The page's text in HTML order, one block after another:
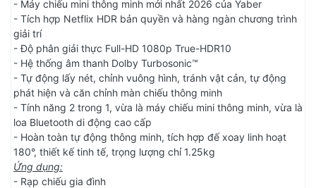
- Máy chiếu mini thông minh mới nhất 2026 của Yaber
- Tích hợp Netflix HDR bản quyền và hàng ngàn chương trình
giải trí
- Độ phân giải thực Full-HD 1080p True-HDR10
- Hệ thống âm thanh Dolby Turbosonic™
- Tự động lấy nét, chỉnh vuông hình, tránh vật cản, tự động
phát hiện và căn chỉnh màn chiếu thông minh
- Tính năng 2 trong 1, vừa là máy chiếu mini thông minh, vừa là
loa Bluetooth di động cao cấp
- Hoàn toàn tự động thông minh, tích hợp đế xoay linh hoạt
180°, thiết kế tinh tế, trọng lượng chỉ 1.25kg
Ứng dụng:
- Rạp chiếu gia đình